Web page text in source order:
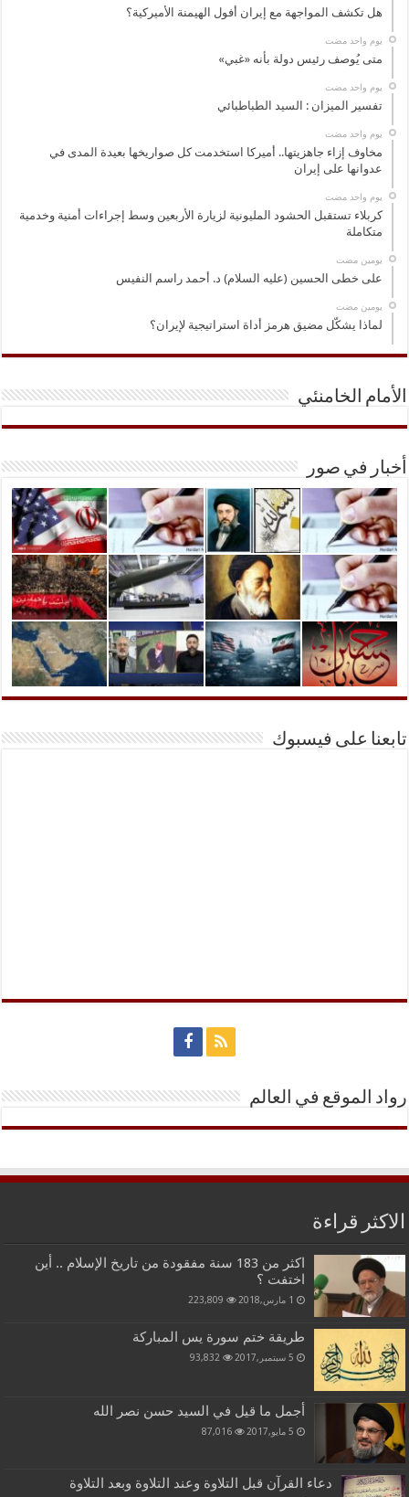
هل تكشف المواجهة مع إيران أفول الهيمنة الأميركية؟
‏يوم واحد مضت
متى يُوصف رئيس دولة بأنه «غبي»
‏يوم واحد مضت
تفسير الميزان : السيد الطباطبائي
‏يوم واحد مضت
مخاوف إزاء جاهزيتها.. أميركا استخدمت كل صواريخها بعيدة المدى في
عدوانها على إيران
‏يوم واحد مضت
كربلاء تستقبل الحشود المليونية لزيارة الأربعين وسط إجراءات أمنية وخدمية
متكاملة
‏يومين مضت
على خطى الحسين (عليه السلام) د. أحمد راسم النفيس
‏يومين مضت
لماذا يشكّل مضيق هرمز أداة استراتيجية لإيران؟
الأمام الخامنئي
أخبار في صور
تابعنا على فيسبوك
رواد الموقع في العالم
الاكثر قراءة
اكثر من 183 سنة مفقودة من تاريخ الإسلام .. أين
اختفت ؟
1 مارس,2018 223,809
طريقة ختم سورة يس المباركة
5 سبتمبر,2017 93,832
أجمل ما قيل في السيد حسن نصر الله
5 مايو,2017 87,016
دعاء القرآن قبل التلاوة وعند التلاوة وبعد التلاوة